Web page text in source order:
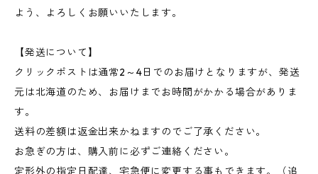
よう、よろしくお願いいたします。
【発送について】
クリックポストは通常2～4日でのお届けとなりますが、発送
元は北海道のため、お届けまでお時間がかかる場合がありま
す。
送料の差額は返金出来かねますのでご了承ください。
お急ぎの方は、購入前に必ずご連絡ください。
定形外の指定日配達、宅急便に変更する事もできます。（追